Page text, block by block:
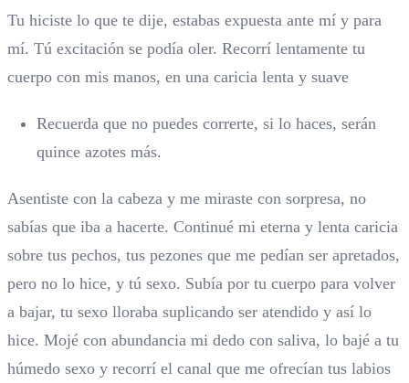
Tu hiciste lo que te dije, estabas expuesta ante mí y para
mí. Tú excitación se podía oler. Recorrí lentamente tu
cuerpo con mis manos, en una caricia lenta y suave
Recuerda que no puedes correrte, si lo haces, serán
quince azotes más.
Asentiste con la cabeza y me miraste con sorpresa, no
sabías que iba a hacerte. Continué mi eterna y lenta caricia
sobre tus pechos, tus pezones que me pedían ser apretados,
pero no lo hice, y tú sexo. Subía por tu cuerpo para volver
a bajar, tu sexo lloraba suplicando ser atendido y así lo
hice. Mojé con abundancia mi dedo con saliva, lo bajé a tu
húmedo sexo y recorrí el canal que me ofrecían tus labios